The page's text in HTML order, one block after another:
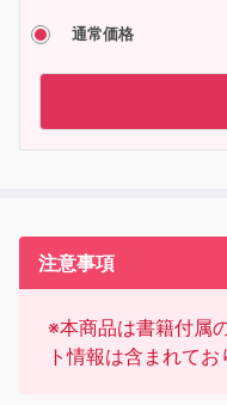
通常価格
注意事項
※本商品は書籍付属
ト情報は含まれてお